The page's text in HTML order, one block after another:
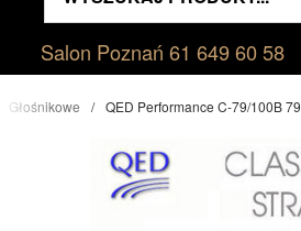
Salon Poznań61 649 60 58
Głośnikowe QED Performance C-79/100B